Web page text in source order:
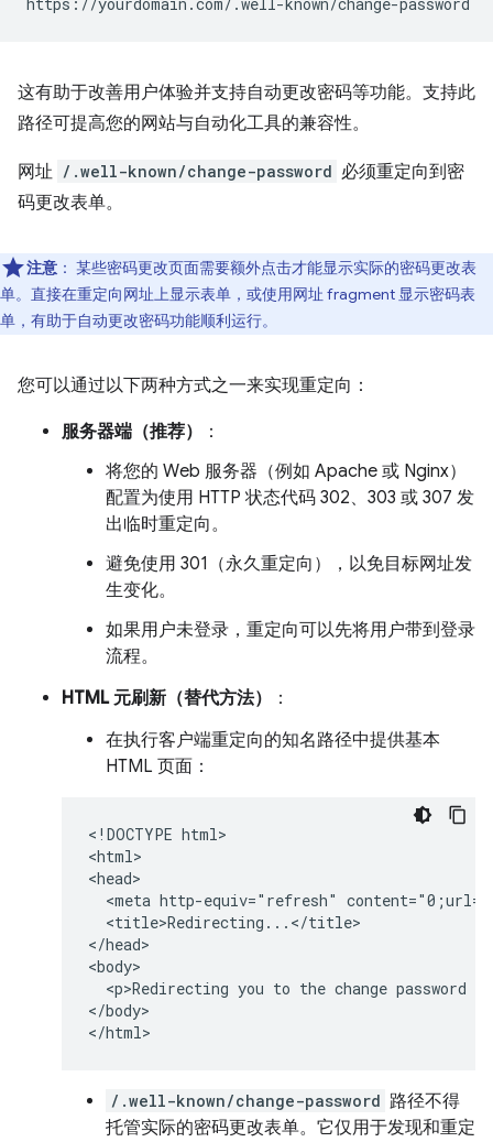
这有助于改善用户体验并支持自动更改密码等功能。支持此
路径可提高您的网站与自动化工具的兼容性。
网址 /.well-known/change-password 必须重定向到密
码更改表单。
注意 ： 某些密码更改页面需要额外点击才能显示实际的密码更改表
单。直接在重定向网址上显示表单，或使用网址 fragment 显示密码表
单，有助于自动更改密码功能顺利运行。
您可以通过以下两种方式之一来实现重定向：
服务器端（推荐）
：
将您的 Web 服务器（例如 Apache 或 Nginx）
配置为使用 HTTP 状态代码 302、303 或 307 发
出临时重定向。
避免使用 301（永久重定向），以免目标网址发
生变化。
如果用户未登录，重定向可以先将用户带到登录
流程。
HTML 元刷新（替代方法）
：
在执行客户端重定向的知名路径中提供基本
HTML 页面：
<!DOCTYPE html>
<html>
<head>
<meta http-equiv="refresh"
  <title>Redirecting...</title>
</head>
<body>
<p>Redirecting you to the change password
</body>
/.well-known/change-password 路径不得
托管实际的密码更改表单。它仅用于发现和重定